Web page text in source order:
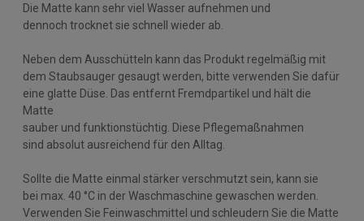
Die Matte kann sehr viel Wasser aufnehmen und
dennoch trocknet sie schnell wieder ab.
Neben dem Ausschütteln kann das Produkt regelmäßig mit
dem Staubsauger gesaugt werden, bitte verwenden Sie dafür
eine glatte Düse. Das entfernt Fremdpartikel und hält die
Matte
sauber und funktionstüchtig. Diese Pflegemaßnahmen
sind absolut ausreichend für den Alltag.
Sollte die Matte einmal stärker verschmutzt sein, kann sie
bei max. 40 °C in der Waschmaschine gewaschen werden.
Verwenden Sie Feinwaschmittel und schleudern Sie die Matte